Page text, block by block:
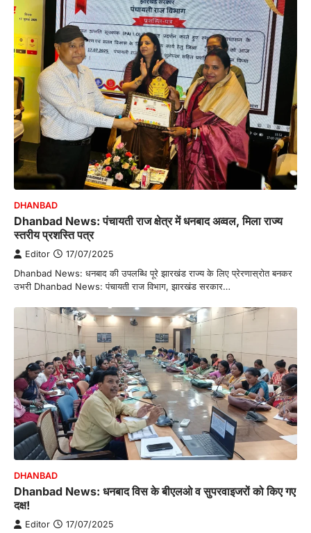
DHANBAD
Dhanbad News: पंचायती राज क्षेत्र में धनबाद अव्वल, मिला राज्य
स्तरीय प्रशस्ति पत्र
Editor 17/07/2025
Dhanbad News: धनबाद की उपलब्धि पूरे झारखंड राज्य के लिए प्रेरणास्रोत बनकर
उभरी Dhanbad News: पंचायती राज विभाग, झारखंड सरकार…
DHANBAD
Dhanbad News: धनबाद विस के बीएलओ व सुपरवाइजरों को किए गए
दक्ष!
Editor 17/07/2025